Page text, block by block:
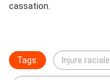
cassation.
Tags: Injure raciale